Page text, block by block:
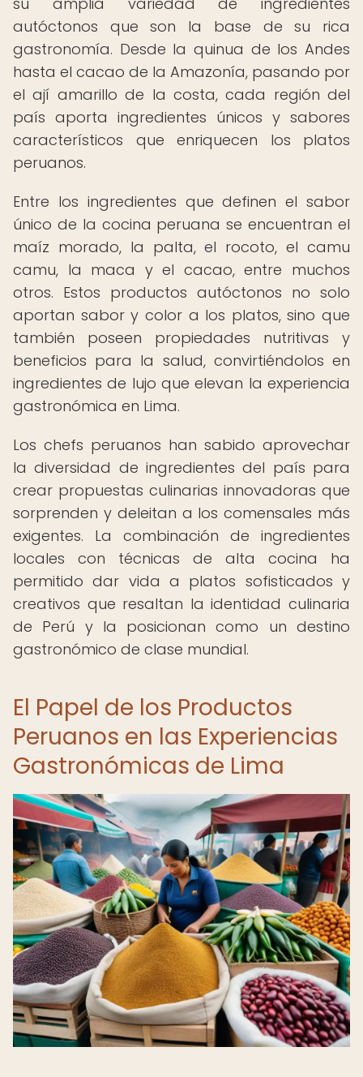
autóctonos que son la base de su rica
gastronomía. Desde la quinua de los Andes
hasta el cacao de la Amazonía, pasando por
el ají amarillo de la costa, cada región del
país aporta ingredientes únicos y sabores
característicos que enriquecen los platos
peruanos.
Entre los ingredientes que definen el sabor
único de la cocina peruana se encuentran el
maíz morado, la palta, el rocoto, el camu
camu, la maca y el cacao, entre muchos
otros. Estos productos autóctonos no solo
aportan sabor y color a los platos, sino que
también poseen propiedades nutritivas y
beneficios para la salud, convirtiéndolos en
ingredientes de lujo que elevan la experiencia
gastronómica en Lima.
Los chefs peruanos han sabido aprovechar
la diversidad de ingredientes del país para
crear propuestas culinarias innovadoras que
sorprenden y deleitan a los comensales más
exigentes. La combinación de ingredientes
locales con técnicas de alta cocina ha
permitido dar vida a platos sofisticados y
creativos que resaltan la identidad culinaria
de Perú y la posicionan como un destino
gastronómico de clase mundial.
El Papel de los Productos
Peruanos en las Experiencias
Gastronómicas de Lima